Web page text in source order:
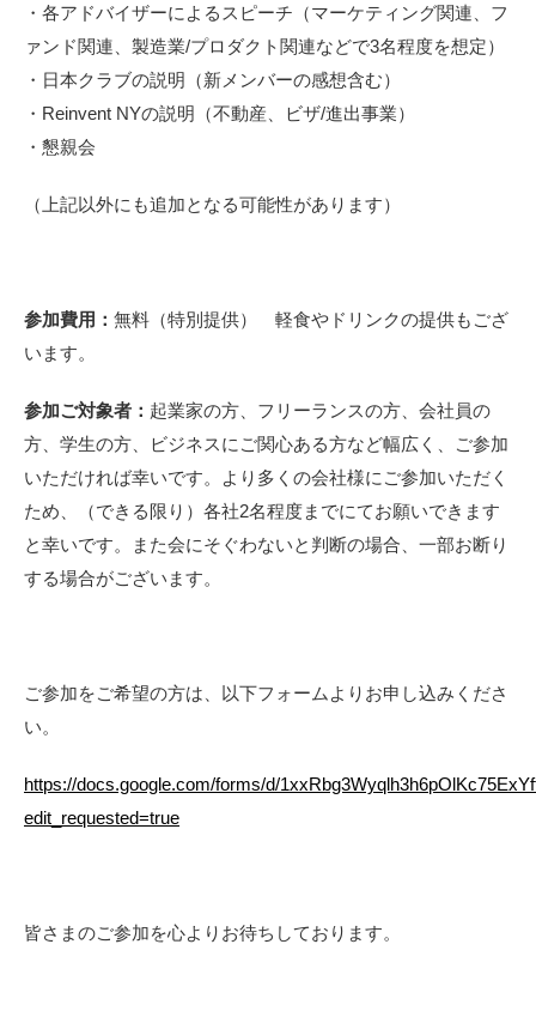
・各アドバイザーによるスピーチ（マーケティング関連、フ
ァンド関連、製造業/プロダクト関連などで3名程度を想定）
・日本クラブの説明（新メンバーの感想含む）
・Reinvent NYの説明（不動産、ビザ/進出事業）
・懇親会
（上記以外にも追加となる可能性があります）
参加費用： 無料（特別提供） 軽食やドリンクの提供もござ
います。
参加ご対象者： 起業家の方、フリーランスの方、会社員の
方、学生の方、ビジネスにご関心ある方など幅広く、ご参加
いただければ幸いです。より多くの会社様にご参加いただく
ため、（できる限り）各社2名程度までにてお願いできます
と幸いです。また会にそぐわないと判断の場合、一部お断り
する場合がございます。
ご参加をご希望の方は、以下フォームよりお申し込みくださ
い。
https://docs.google.com/forms/d/
edit_requested=true
皆さまのご参加を心よりお待ちしております。